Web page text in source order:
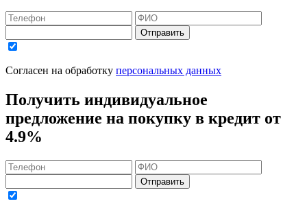
Отправить
Согласен на обработку персональных данных
Получить индивидуальное
предложение на покупку в кредит от
4.9%
Отправить